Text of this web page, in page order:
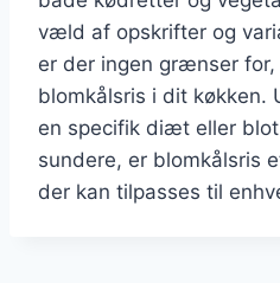
væld af opskrifter og
er der ingen grænser
blomkålsris i dit køkken.
en specifik diæt eller
sundere, er blomkålsris
der kan tilpasses til